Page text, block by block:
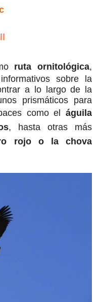
ruta ornitológica,
sobre la
a lo largo de la
prismáticos para
como el águila
, hasta otras más
rojo o la chova